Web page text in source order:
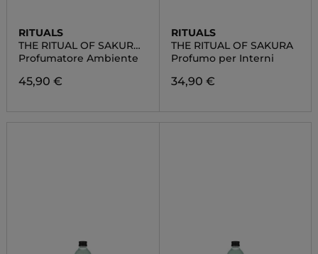
RITUALS
THE RITUAL OF SAKURA
FRAGRANCE STICKS
Profumatore Ambiente
45,90 €
RITUALS
THE RITUAL OF SAKURA
Profumo per Interni
34,90 €